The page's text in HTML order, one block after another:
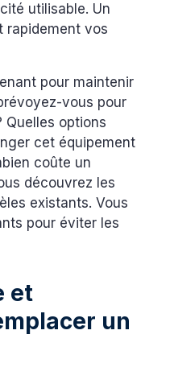
utilisable. Un
rapidement vos
pour maintenir
vous pour
Quelles options
cet équipement
coûte un
découvrez les
existants. Vous
pour éviter les
et
un